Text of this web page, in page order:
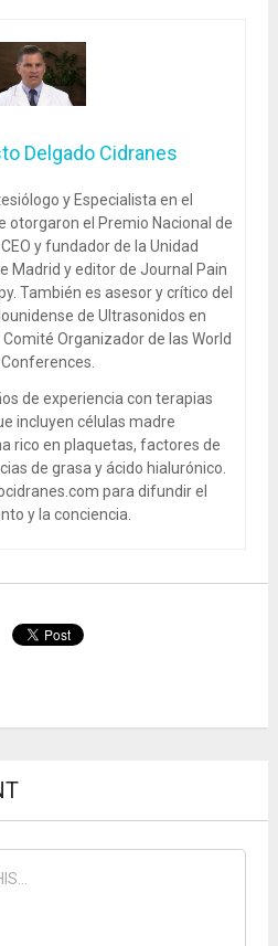
Delgado Cidranes
y Especialista en el
otorgaron el Premio Nacional de
y fundador de la Unidad
Madrid y editor de Journal Pain
También es asesor y crítico del
de Ultrasonidos en
Organizador de las World
de experiencia con terapias
incluyen células madre
rico en plaquetas, factores de
de grasa y ácido hialurónico.
para difundir el
y la conciencia.